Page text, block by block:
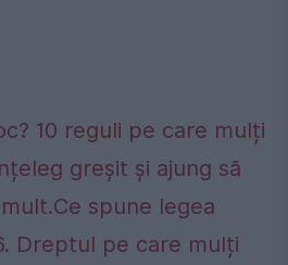
10 reguli pe care mulți
greșit și ajung să
spune legea
Dreptul pe care mulți